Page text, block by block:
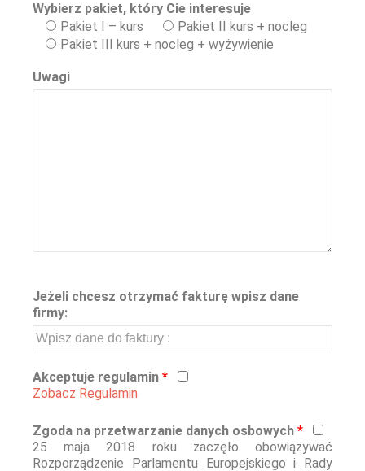
Wybierz pakiet, który Cie interesuje
Pakiet I – kurs
Pakiet II kurs + nocleg
Pakiet III kurs + nocleg + wyżywienie
Uwagi
Jeżeli chcesz otrzymać fakturę wpisz dane
firmy:
Akceptuje regulamin *
Zobacz Regulamin
Zgoda na przetwarzanie danych osbowych *
25 maja 2018 roku zaczęło obowiązywać
Rozporządzenie Parlamentu Europejskiego i Rady